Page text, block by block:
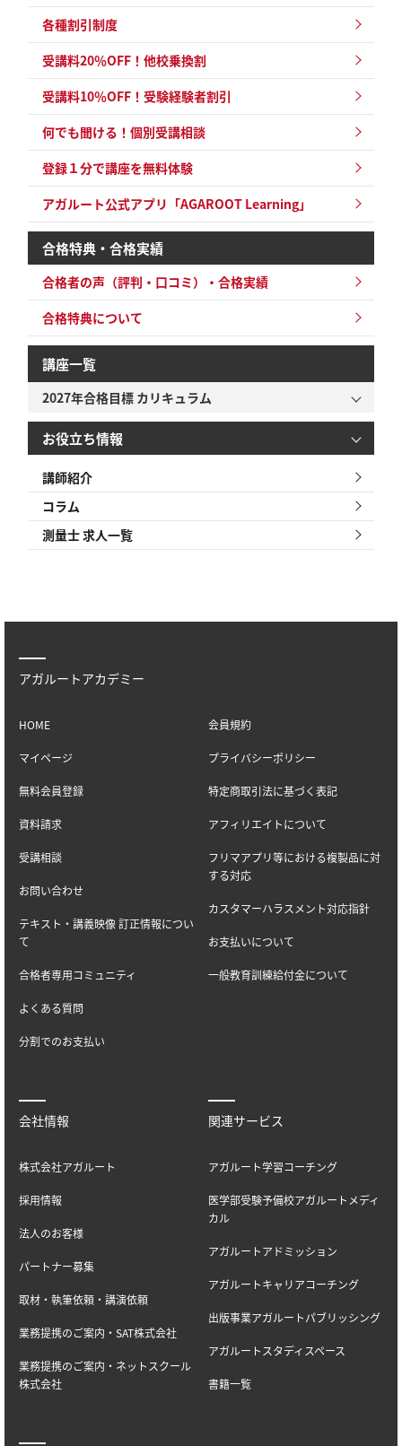
各種割引制度
受講料20％OFF！他校乗換割
受講料10％OFF！受験経験者割引
何でも聞ける！個別受講相談
登録１分で講座を無料体験
アガルート公式アプリ「AGAROOT Learning」
合格特典・合格実績
合格者の声（評判・口コミ）・合格実績
合格特典について
講座一覧
2027年合格目標 カリキュラム
お役立ち情報
講師紹介
コラム
測量士 求人一覧
アガルートアカデミー
HOME
マイページ
無料会員登録
資料請求
受講相談
お問い合わせ
テキスト・講義映像 訂正情報につい
て
合格者専用コミュニティ
よくある質問
分割でのお支払い
会員規約
プライバシーポリシー
特定商取引法に基づく表記
アフィリエイトについて
フリマアプリ等における複製品に対
する対応
カスタマーハラスメント対応指針
お支払いについて
一般教育訓練給付金について
会社情報
株式会社アガルート
採用情報
法人のお客様
パートナー募集
取材・執筆依頼・講演依頼
業務提携のご案内・SAT株式会社
業務提携のご案内・ネットスクール
株式会社
関連サービス
アガルート学習コーチング
医学部受験予備校アガルートメディ
カル
アガルートアドミッション
アガルートキャリアコーチング
出版事業アガルートパブリッシング
アガルートスタディスペース
書籍一覧